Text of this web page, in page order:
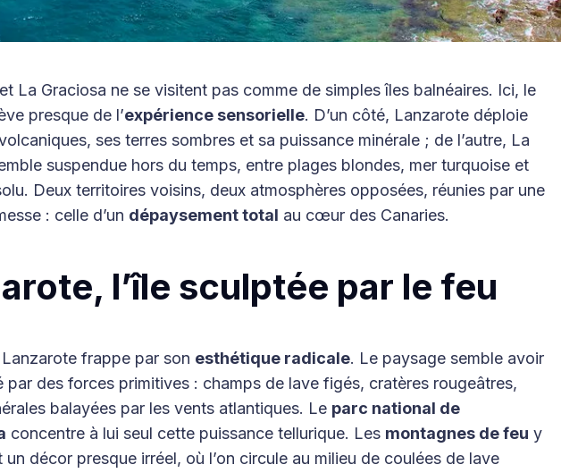
La Graciosa ne se visitent pas comme de simples îles balnéaires. Ici, le
presque de l’expérience sensorielle. D’un côté, Lanzarote déploie
ses terres sombres et sa puissance minérale ; de l’autre, La
suspendue hors du temps, entre plages blondes, mer turquoise et
Deux territoires voisins, deux atmosphères opposées, réunies par une
: celle d’un dépaysement total au cœur des Canaries.
l’île sculptée par le feu
Lanzarote frappe par son esthétique radicale. Le paysage semble avoir
par des forces primitives : champs de lave figés, cratères rougeâtres,
balayées par les vents atlantiques. Le parc national de
concentre à lui seul cette puissance tellurique. Les montagnes de feu y
un décor presque irréel, où l’on circule au milieu de coulées de lave